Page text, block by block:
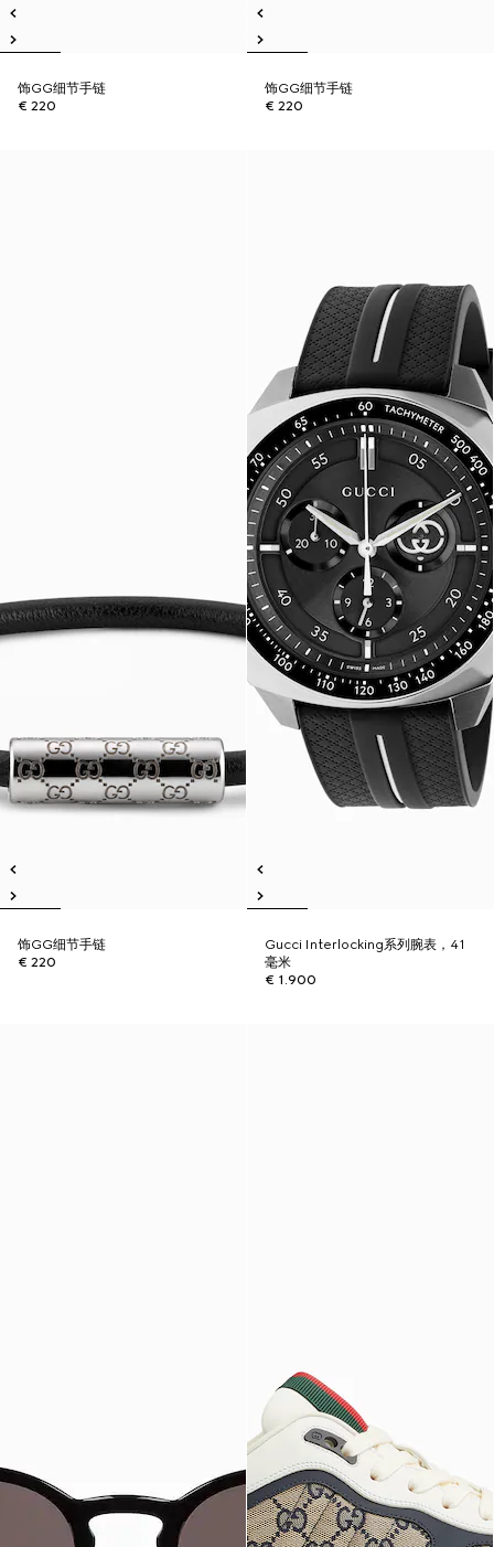
饰GG细节手链
€ 220
饰GG细节手链
€ 220
饰GG细节手链
€ 220
Gucci Interlocking系列腕表，41
毫米
€ 1.900